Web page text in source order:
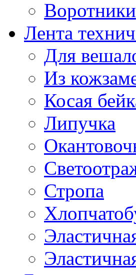
Воротники
Лента
Для
Из
Косая
Липучка
Стропа